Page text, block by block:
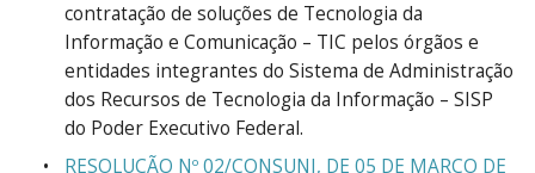
contratação de soluções de Tecnologia da
Informação e Comunicação – TIC pelos órgãos e
entidades integrantes do Sistema de Administração
dos Recursos de Tecnologia da Informação – SISP
do Poder Executivo Federal.
RESOLUÇÃO Nº 02/CONSUNI, DE 05 DE MARÇO DE